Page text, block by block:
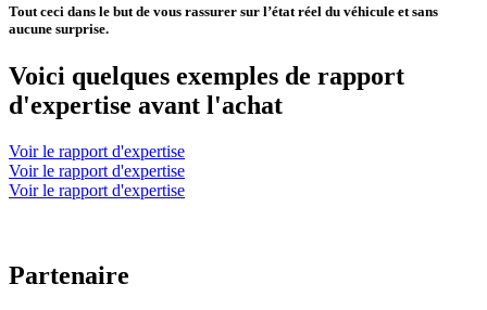
Tout ceci dans le but de vous rassurer sur l’état réel du véhicule et sans
aucune surprise.
Voici quelques exemples de rapport
d'expertise avant l'achat
Voir le rapport d'expertise
Voir le rapport d'expertise
Voir le rapport d'expertise
Partenaire